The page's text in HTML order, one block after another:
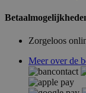
Zorgeloos
Meer over de